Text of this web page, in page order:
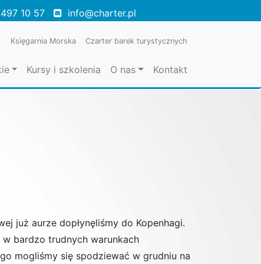
10 57 info@charter.pl
Księgarnia Morska Czarter barek turystycznych
Kursy i szkolenia O nas Kontakt
już aurze dopłynęliśmy do Kopenhagi.
w bardzo trudnych warunkach
mogliśmy się spodziewać w grudniu na